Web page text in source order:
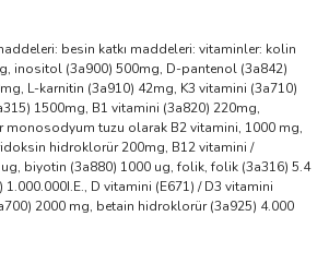
besin katkı maddeleri: vitaminler: kolin
inositol (3a900) 500mg, D-pantenol (3a842)
L-karnitin (3a910) 42mg, K3 vitamini (3a710)
1500mg, B1 vitamini (3a820) 220mg,
tuzu olarak B2 vitamini, 1000 mg,
hidroklorür 200mg, B12 vitamini /
biyotin (3a880) 1000 ug, folik, folik (3a316) 5.4
D vitamini (E671) / D3 vitamini
2000 mg, betain hidroklorür (3a925) 4.000